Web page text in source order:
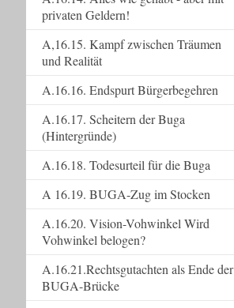
privaten Geldern!
A,16.15. Kampf zwischen Träumen
und Realität
A.16.16. Endspurt Bürgerbegehren
A.16.17. Scheitern der Buga
(Hintergründe)
A.16.18. Todesurteil für die Buga
A 16.19. BUGA-Zug im Stocken
A.16.20. Vision-Vohwinkel Wird
Vohwinkel belogen?
A.16.21.Rechtsgutachten als Ende der
BUGA-Brücke